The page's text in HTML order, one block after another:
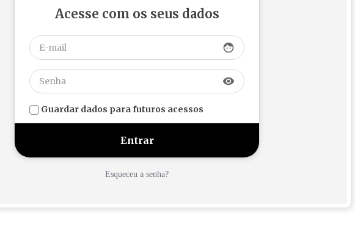
Acesse com os seus dados
face
visibility
Guardar dados para futuros acessos
Esqueceu a senha?